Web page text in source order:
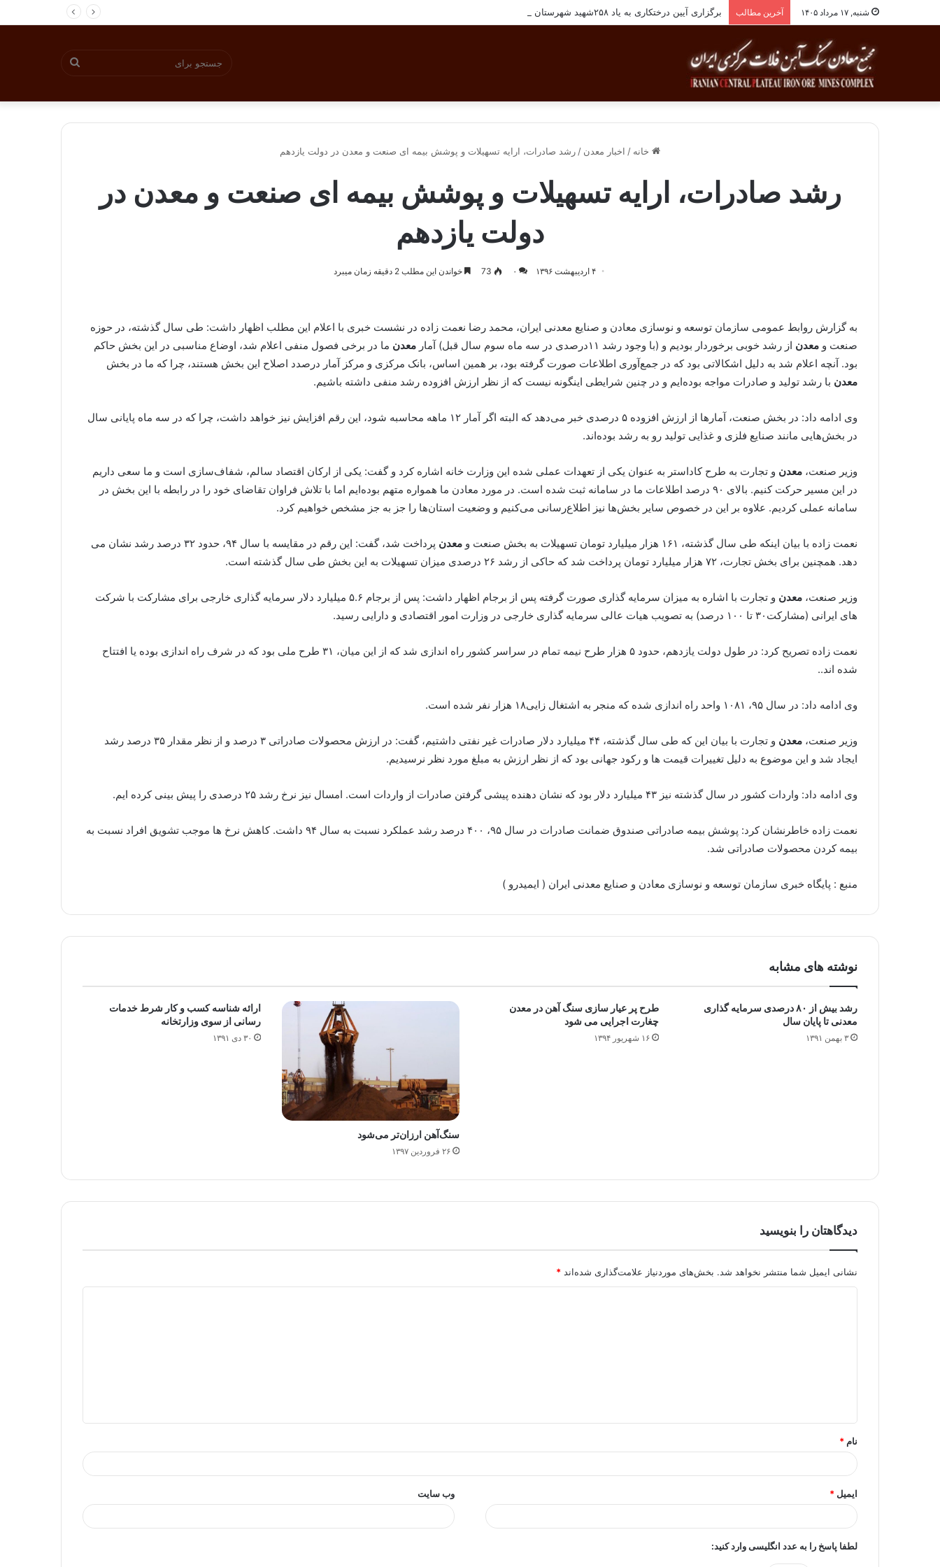
شنبه, ۱۷ مرداد ۱۴۰۵ آخرین مطالب برگزاری آیین درختکاری به یاد ۲۵۸شهید شهرستان بافق
خانه / اخبار معدن / رشد صادرات، ارایه تسهیلات و پوشش بیمه ای صنعت و معدن در دولت یازدهم
رشد صادرات، ارایه تسهیلات و پوشش بیمه ای صنعت و معدن در
دولت یازدهم
۴ اردیبهشت ۱۳۹۶ ۰ 73 خواندن این مطلب 2 دقیقه زمان میبرد
به گزارش روابط عمومی سازمان توسعه و نوسازی معادن و صنایع معدنی ایران، محمد رضا نعمت زاده در نشست خبری با اعلام این مطلب اظهار داشت: طی سال گذشته، در حوزه
صنعت و معدن از رشد خوبی برخوردار بودیم و (با وجود رشد ۱۱درصدی در سه ماه سوم سال قبل) آمار معدن ما در برخی فصول منفی اعلام شد، اوضاع مناسبی در این بخش حاکم
بود. آنچه اعلام شد به دلیل اشکالاتی بود که در جمع‌آوری اطلاعات صورت گرفته بود، بر همین اساس، بانک مرکزی و مرکز آمار درصدد اصلاح این بخش هستند، چرا که ما در بخش
معدن با رشد تولید و صادرات مواجه بوده‌ایم و در چنین شرایطی اینگونه نیست که از نظر ارزش افزوده رشد منفی داشته باشیم.
وی ادامه داد: در بخش صنعت، آمارها از ارزش افزوده ۵ درصدی خبر می‌دهد که البته اگر آمار ۱۲ ماهه محاسبه شود، این رقم افزایش نیز خواهد داشت، چرا که در سه ماه پایانی سال
در بخش‌هایی مانند صنایع فلزی و غذایی تولید رو به رشد بوده‌اند.
وزیر صنعت، معدن و تجارت به طرح کاداستر به عنوان یکی از تعهدات عملی شده این وزارت خانه اشاره کرد و گفت: یکی از ارکان اقتصاد سالم، شفاف‌سازی است و ما سعی داریم
در این مسیر حرکت کنیم. بالای ۹۰ درصد اطلاعات ما در سامانه ثبت شده است. در مورد معادن ما همواره متهم بوده‌ایم اما با تلاش فراوان تقاضای خود را در رابطه با این بخش در
سامانه عملی کردیم. علاوه بر این در خصوص سایر بخش‌ها نیز اطلاع‌رسانی می‌کنیم و وضعیت استان‌ها را جز به جز مشخص خواهیم کرد.
نعمت زاده با بیان اینکه طی سال گذشته، ۱۶۱ هزار میلیارد تومان تسهیلات به بخش صنعت و معدن
پرداخت شد، گفت: این رقم در مقایسه با سال ۹۴، حدود ۳۲ درصد رشد نشان می
دهد. همچنین برای بخش تجارت، ۷۲ هزار میلیارد تومان پرداخت شد که حاکی از رشد ۲۶ درصدی میزان تسهیلات به این بخش طی سال گذشته است.
وزیر صنعت، معدن
و تجارت با اشاره به میزان سرمایه گذاری صورت گرفته پس از برجام اظهار داشت: پس از برجام ۵.۶ میلیارد دلار سرمایه گذاری خارجی برای مشارکت با شرکت
های ایرانی (مشارکت۳۰ تا ۱۰۰ درصد) به تصویب هیات عالی سرمایه گذاری خارجی در وزارت امور اقتصادی و دارایی رسید.
نعمت زاده تصریح کرد: در طول دولت یازدهم، حدود ۵ هزار طرح نیمه تمام در سراسر کشور راه اندازی شد که از این میان، ۳۱ طرح ملی بود که در شرف راه اندازی بوده یا افتتاح
شده اند..
وی ادامه داد: در سال ۹۵، ۱۰۸۱ واحد راه اندازی شده که منجر به اشتغال زایی۱۸ هزار نفر شده است.
وزیر صنعت، معدن
و تجارت با بیان این که طی سال گذشته، ۴۴ میلیارد دلار صادرات غیر نفتی داشتیم، گفت: در ارزش محصولات صادراتی ۳ درصد و از نظر مقدار ۳۵ درصد رشد
ایجاد شد و این موضوع به دلیل تغییرات قیمت ها و رکود جهانی بود که از نظر ارزش به مبلغ مورد نظر نرسیدیم.
وی ادامه داد: واردات کشور در سال گذشته نیز ۴۳ میلیارد دلار بود که نشان دهنده پیشی گرفتن صادرات از واردات است. امسال نیز نرخ رشد ۲۵ درصدی را پیش بینی کرده ایم.
نعمت زاده خاطرنشان کرد: پوشش بیمه صادراتی صندوق ضمانت صادرات در سال ۹۵، ۴۰۰ درصد رشد عملکرد نسبت به سال ۹۴ داشت. کاهش نرخ ها موجب تشویق افراد نسبت به
بیمه کردن محصولات صادراتی شد.
منبع : پایگاه خبری سازمان توسعه و نوسازی معادن و صنایع معدنی ایران ( ایمیدرو )
نوشته های مشابه
رشد بیش از ۸۰ درصدی سرمایه گذاری
معدنی تا پایان سال
۳ بهمن ۱۳۹۱
طرح پر عیار سازی سنگ آهن در معدن
چغارت اجرایی می شود
۱۶ شهریور ۱۳۹۴
سنگ‌آهن ارزان‌تر می‌شود
۲۶ فروردین ۱۳۹۷
ارائه شناسه کسب و کار شرط خدمات
رسانی از سوی وزارتخانه
۳۰ دی ۱۳۹۱
دیدگاهتان را بنویسید
نشانی ایمیل شما منتشر نخواهد شد. بخش‌های موردنیاز علامت‌گذاری شده‌اند *
*
نام *
ایمیل * وب‌ سایت
لطفا پاسخ را به عدد انگلیسی وارد کنید: